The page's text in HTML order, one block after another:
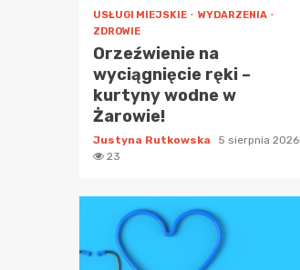
USŁUGI MIEJSKIE
WYDARZENIA
ZDROWIE
Orzeźwienie na
wyciągnięcie ręki –
kurtyny wodne w
Żarowie!
Justyna Rutkowska
5 sierpnia 2026
23